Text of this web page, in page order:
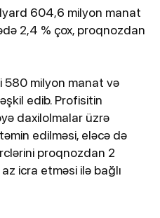
604,6 milyon manat
2,4 % çox, proqnozdan
580 milyon manat və
edib. Profisitin
daxilolmalar üzrə
edilməsi, eləcə də
proqnozdan 2
icra etməsi ilə bağlı